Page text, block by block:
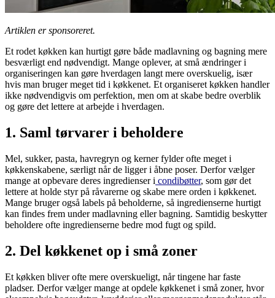
Artiklen er sponsoreret.
Et rodet køkken kan hurtigt gøre både madlavning og bagning mere
besværligt end nødvendigt. Mange oplever, at små ændringer i
organiseringen kan gøre hverdagen langt mere overskuelig, især
hvis man bruger meget tid i køkkenet. Et organiseret køkken handler
ikke nødvendigvis om perfektion, men om at skabe bedre overblik
og gøre det lettere at arbejde i hverdagen.
1. Saml tørvarer i beholdere
Mel, sukker, pasta, havregryn og kerner fylder ofte meget i
køkkenskabene, særligt når de ligger i åbne poser. Derfor vælger
mange at opbevare deres ingredienser i condibøtter, som gør det
lettere at holde styr på råvarerne og skabe mere orden i køkkenet.
Mange bruger også labels på beholderne, så ingredienserne hurtigt
kan findes frem under madlavning eller bagning. Samtidig beskytter
beholdere ofte ingredienserne bedre mod fugt og spild.
2. Del køkkenet op i små zoner
Et køkken bliver ofte mere overskueligt, når tingene har faste
pladser. Derfor vælger mange at opdele køkkenet i små zoner, hvor